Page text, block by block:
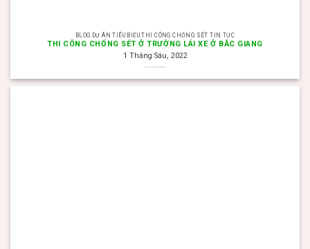
BLOG DỰ ÁN TIÊU BIỂU THI CÔNG CHỐNG SÉT TIN TỨC
THI CÔNG CHỐNG SÉT Ở TRƯỜNG LÁI XE Ở BẮC GIANG
1 Tháng Sáu, 2022